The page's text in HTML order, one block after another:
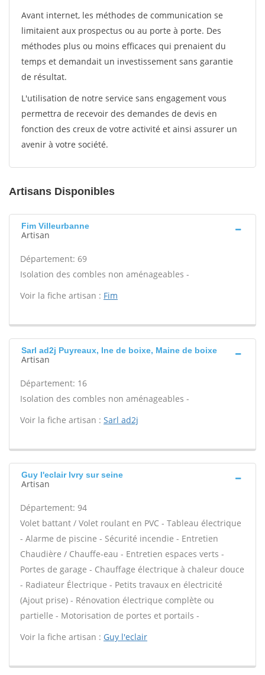
Avant internet, les méthodes de communication se
limitaient aux prospectus ou au porte à porte. Des
méthodes plus ou moins efficaces qui prenaient du
temps et demandait un investissement sans garantie
de résultat.
L'utilisation de notre service sans engagement vous
permettra de recevoir des demandes de devis en
fonction des creux de votre activité et ainsi assurer un
avenir à votre société.
Artisans Disponibles
Fim Villeurbanne
Artisan
Département: 69
Isolation des combles non aménageables -
Voir la fiche artisan : Fim
Sarl ad2j Puyreaux, Ine de boixe, Maine de boixe
Artisan
Département: 16
Isolation des combles non aménageables -
Voir la fiche artisan : Sarl ad2j
Guy l'eclair Ivry sur seine
Artisan
Département: 94
Volet battant / Volet roulant en PVC - Tableau électrique
- Alarme de piscine - Sécurité incendie - Entretien
Chaudière / Chauffe-eau - Entretien espaces verts -
Portes de garage - Chauffage électrique à chaleur douce
- Radiateur Électrique - Petits travaux en électricité
(Ajout prise) - Rénovation électrique complète ou
partielle - Motorisation de portes et portails -
Voir la fiche artisan : Guy l'eclair